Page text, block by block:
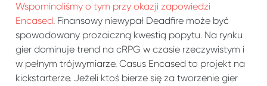
Wspominaliśmy o tym przy okazji zapowiedzi
Encased. Finansowy niewypał Deadfire może być
spowodowany prozaiczną kwestią popytu. Na rynku
gier dominuje trend na cRPG w czasie rzeczywistym i
w pełnym trójwymiarze. Casus Encased to projekt na
kickstarterze. Jeżeli ktoś bierze się za tworzenie gier